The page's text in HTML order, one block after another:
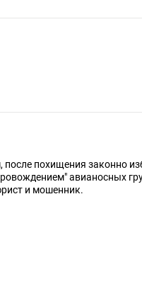
похищения законно
авианосных
и мошенник.